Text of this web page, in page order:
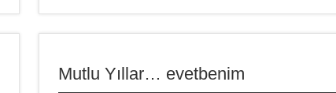
Mutlu Yıllar… evetbenim